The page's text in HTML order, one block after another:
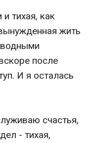
тихая, как
жить
после
И я осталась
счастья,
- тихая,